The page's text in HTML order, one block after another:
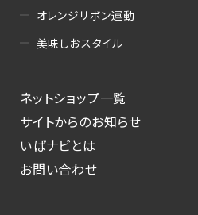
オレンジリボン運動
美味しおスタイル
ネットショップ一覧
サイトからのお知らせ
いばナビとは
お問い合わせ